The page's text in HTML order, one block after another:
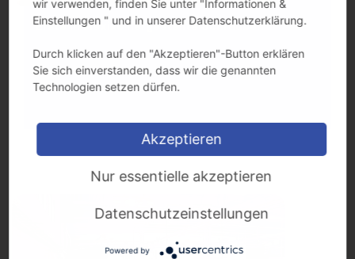
Erste in Mexiko hergestellte Schrauben
wir verwenden, finden Sie unter "Informationen &
Einstellungen " und in unserer Datenschutzerklärung.
Durch klicken auf den "Akzeptieren"-Button erklären
Sie sich einverstanden, dass wir die genannten
Technologien setzen dürfen.
Akzeptieren
Nur essentielle akzeptieren
Datenschutzeinstellungen
Powered by